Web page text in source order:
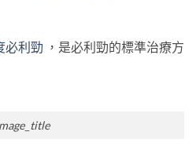
必利勁 ，是必利勁的標準治療方